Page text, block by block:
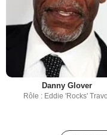
Danny Glover
Rôle : Eddie 'Rocks'